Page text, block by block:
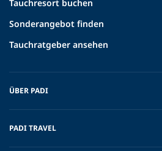
Tauchresort buchen
Sonderangebot finden
Tauchratgeber ansehen
ÜBER PADI
PADI TRAVEL